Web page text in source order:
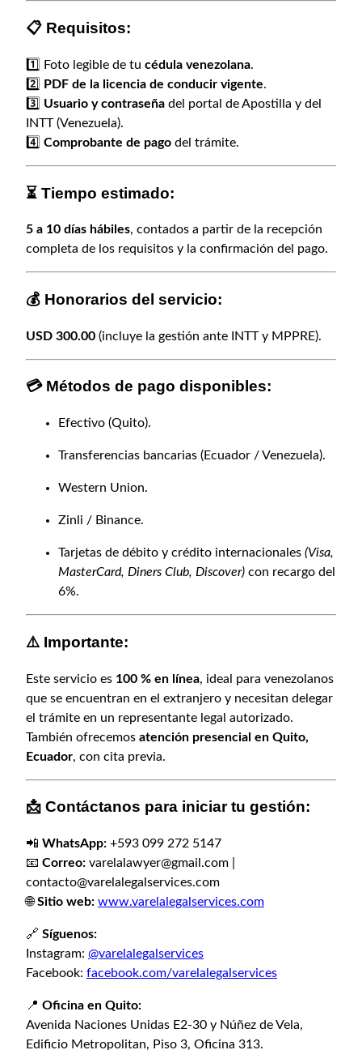
a
l
e
c
t
r
ó
n
c
a
n
d
a
📋 Requisitos:
1️⃣ Foto legible de tu cédula venezolana.
2️⃣
PDF de la licencia de conducir vigente.
3️⃣ Usuario y contraseña del portal de Apostilla y del
INTT (Venezuela).
4️⃣ Comprobante de pago del trámite.
⏳ Tiempo estimado:
5 a 10 días hábiles, contados a partir de la recepción
completa de los requisitos y la confirmación del pago.
💰 Honorarios del servicio:
USD 300.00 (incluye la gestión ante INTT y MPPRE).
💳 Métodos de pago disponibles:
Efectivo (Quito).
Transferencias bancarias (Ecuador / Venezuela).
Western Union.
Zinli / Binance.
Tarjetas de débito y crédito internacionales (Visa,
MasterCard, Diners Club, Discover) con recargo del
6%.
⚠️ Importante:
Este servicio es 100 % en línea, ideal para venezolanos
que se encuentran en el extranjero y necesitan delegar
el trámite en un representante legal autorizado.
También ofrecemos atención presencial en Quito,
Ecuador, con cita previa.
📩 Contáctanos para iniciar tu gestión:
📲 WhatsApp: +593 099 272 5147
📧 Correo: varelalawyer@gmail.com
contacto@varelalegalservices.com
🌐Sitio web: www.varelalegalservices.com
🔗 Síguenos:
Instagram: @varelalegalservices
Facebook: facebook.com/varelalegalservices
📍 Oficina en Quito:
Avenida Naciones Unidas E2-30 y Núñez de Vela,
Edificio Metropolitan, Piso 3, Oficina 313.